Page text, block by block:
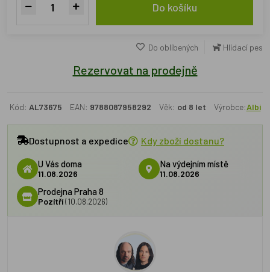
Do košíku
Do oblíbených Hlídací pes
Rezervovat na prodejně
Kód: AL73675 EAN: 9788087958292 Věk: od 8 let Výrobce:Albi
Dostupnost a expedice Kdy zboží dostanu?
U Vás doma
11.08.2026
Na výdejním místě
11.08.2026
Prodejna Praha 8
Pozítří(10.08.2026)